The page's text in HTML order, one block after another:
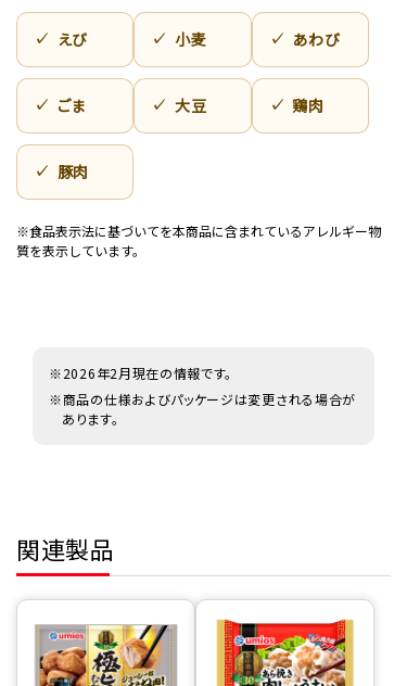
えび 小麦 あわび
ごま 大豆 鶏肉
豚肉
※食品表示法に基づいてを本商品に含まれているアレルギー物
質を表示しています。
※2026年2月現在の情報です。
※商品の仕様およびパッケージは変更される場合が
あります。
関連製品